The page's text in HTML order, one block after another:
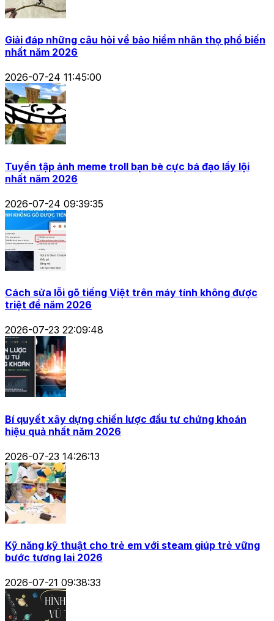
Giải đáp những câu hỏi về bảo hiểm nhân thọ phổ biến
nhất năm 2026
2026-07-24 11:45:00
Tuyển tập ảnh meme troll bạn bè cực bá đạo lầy lội
nhất năm 2026
2026-07-24 09:39:35
Cách sửa lỗi gõ tiếng Việt trên máy tính không được
triệt để năm 2026
2026-07-23 22:09:48
Bí quyết xây dựng chiến lược đầu tư chứng khoán
hiệu quả nhất năm 2026
2026-07-23 14:26:13
Kỹ năng kỹ thuật cho trẻ em với steam giúp trẻ vững
bước tương lai 2026
2026-07-21 09:38:33